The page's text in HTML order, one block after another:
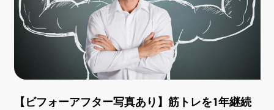
【ビフォーアフター写真あり】筋トレを1年継続